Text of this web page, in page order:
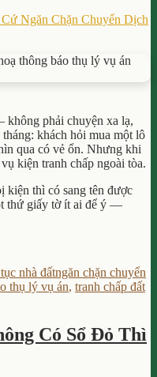
không phải chuyện xa lạ,
khách hỏi mua một lô
qua có vẻ ổn. Nhưng khi
kiện tranh chấp ngoài tòa.
kiện thì có sang tên được
thứ giấy tờ ít ai để ý —
nhà đấtTags
ngăn chặn chuyển
thụ lý vụ án, tranh chấp đất
Có Sổ Đỏ Thì